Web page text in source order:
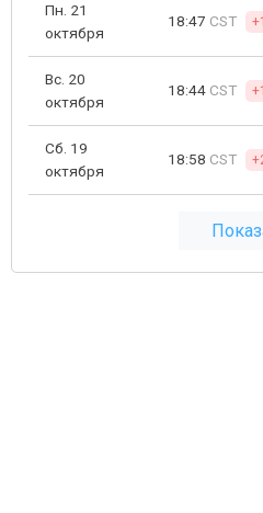
Пн. 21
октября
18:47 CST
Вс. 20
октября
18:44 CST
Сб. 19
октября
18:58 CST